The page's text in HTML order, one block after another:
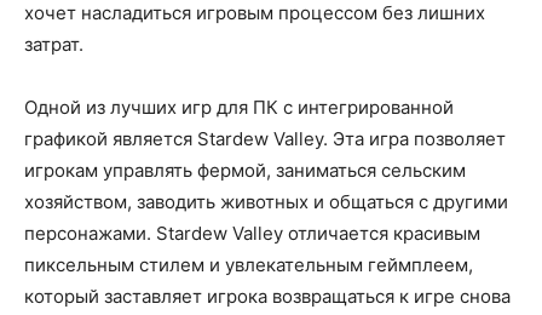
хочет насладиться игровым процессом без лишних
затрат.
Одной из лучших игр для ПК с интегрированной
графикой является Stardew Valley. Эта игра позволяет
игрокам управлять фермой, заниматься сельским
хозяйством, заводить животных и общаться с другими
персонажами. Stardew Valley отличается красивым
пиксельным стилем и увлекательным геймплеем,
который заставляет игрока возвращаться к игре снова